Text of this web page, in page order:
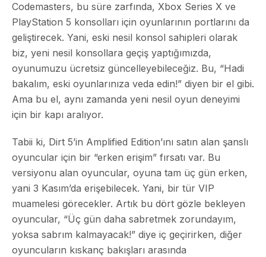
Codemasters, bu süre zarfında, Xbox Series X ve
PlayStation 5 konsolları için oyunlarının portlarını da
geliştirecek. Yani, eski nesil konsol sahipleri olarak
biz, yeni nesil konsollara geçiş yaptığımızda,
oyunumuzu ücretsiz güncelleyebileceğiz. Bu, “Hadi
bakalım, eski oyunlarınıza veda edin!” diyen bir el gibi.
Ama bu el, aynı zamanda yeni nesil oyun deneyimi
için bir kapı aralıyor.
Tabii ki, Dirt 5’in Amplified Edition’ını satın alan şanslı
oyuncular için bir “erken erişim” fırsatı var. Bu
versiyonu alan oyuncular, oyuna tam üç gün erken,
yani 3 Kasım’da erişebilecek. Yani, bir tür VIP
muamelesi görecekler. Artık bu dört gözle bekleyen
oyuncular, “Üç gün daha sabretmek zorundayım,
yoksa sabrım kalmayacak!” diye iç geçirirken, diğer
oyuncuların kıskanç bakışları arasında